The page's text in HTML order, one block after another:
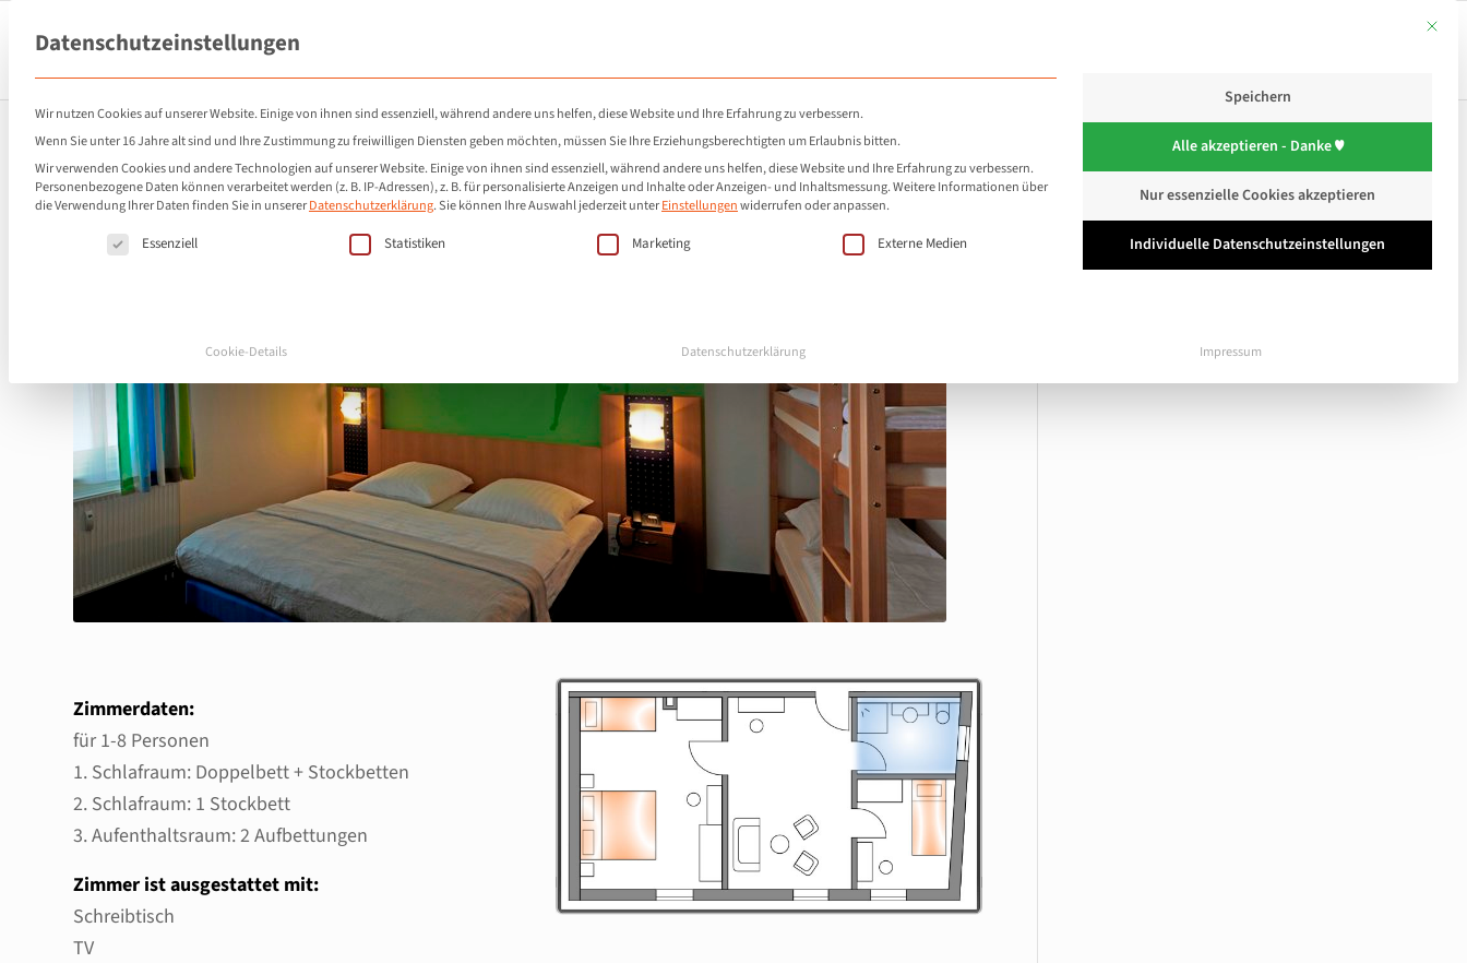
Zimmerdaten:
für 1-8 Personen
1. Schlafraum: Doppelbett + Stockbetten
2. Schlafraum: 1 Stockbett
3. Aufenthaltsraum: 2 Aufbettungen
Zimmer ist ausgestattet mit:
Schreibtisch
TV
Mit
Datenschutzeinstellungen
Wir nutzen Cookies auf unserer Website. Einige von ihnen sind essenziell, während andere uns helfen, diese Website und Ihre Erfahrung zu verbessern.
Wenn Sie unter 16 Jahre alt sind und Ihre Zustimmung zu freiwilligen Diensten geben möchten, müssen Sie Ihre Erziehungsberechtigten um Erlaubnis bitten.
Wir verwenden Cookies und andere Technologien auf unserer Website. Einige von ihnen sind essenziell, während andere uns helfen, diese Website und Ihre Erfahrung zu verbessern.
Personenbezogene Daten können verarbeitet werden (z. B. IP-Adressen), z. B. für personalisierte Anzeigen und Inhalte oder Anzeigen- und Inhaltsmessung.Weitere Informationen über
die Verwendung Ihrer Daten finden Sie in unsererDatenschutzerklärung.Sie können Ihre Auswahl jederzeit unterEinstellungenwiderrufen oder anpassen.
Es folgt eine Liste der Service-Gruppen, für die eine Einwilligung erteilt werden kann. Die erste Service-Gruppe ist essenziell und kann nicht
Essenziell Statistiken Marketing Externe Medien
Speichern
Alle akzeptieren - Danke ♥
Nur essenzielle Cookies akzeptieren
Individuelle Datenschutzeinstellungen
Cookie-Details Datenschutzerklärung Impressum